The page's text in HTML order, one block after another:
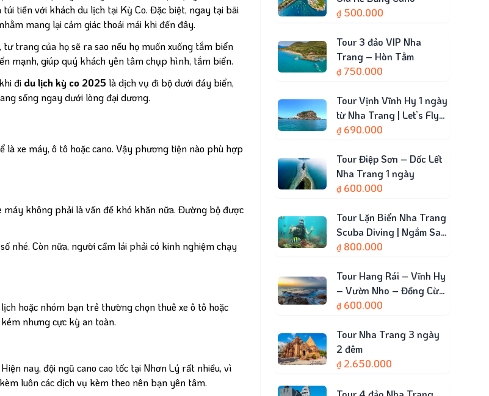
tiền với khách du lịch tại Kỳ Co. Đặc biệt, ngay tại bãi
mang lại cảm giác thoải mái khi đến đây.
trang của họ sẽ ra sao nếu họ muốn xuống tắm biển
mạnh, giúp quý khách yên tâm chụp hình, tắm biển.
đi du lịch kỳ co 2025 là dịch vụ đi bộ dưới đáy biển,
sống ngay dưới lòng đại dương.
xe máy, ô tô hoặc cano. Vậy phương tiện nào phù hợp
không phải là vấn đề khó khăn nữa. Đường bộ được
nhé. Còn nữa, người cầm lái phải có kinh nghiệm chạy
hoặc nhóm bạn trẻ thường chọn thuê xe ô tô hoặc
nhưng cực kỳ an toàn.
nay, đội ngũ cano cao tốc tại Nhơn Lý rất nhiều, vì
luôn các dịch vụ kèm theo nên bạn yên tâm.
₫ 500.000
Tour 3 đảo VIP Nha
Trang – Hòn Tằm
₫ 750.000
Tour Vịnh Vĩnh Hy 1 ngày
từ Nha Trang | Let’s Fly
Travel
₫ 690.000
Tour Điệp Sơn – Dốc Lết
Nha Trang 1 ngày
₫ 600.000
Tour Lặn Biển Nha Trang
Scuba Diving | Ngắm San
Hô 1 Ngày
₫ 800.000
Tour Hang Rái – Vĩnh Hy
– Vườn Nho – Đồng Cừu
| Let’s Fly Travel
₫ 600.000
Tour Nha Trang 3 ngày
2 đêm
₫ 2.650.000
x